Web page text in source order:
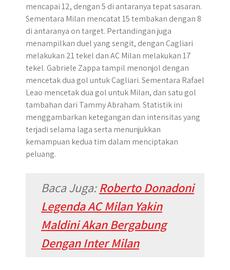
mencapai 12, dengan 5 di antaranya tepat sasaran.
Sementara Milan mencatat 15 tembakan dengan 8
di antaranya on target. Pertandingan juga
menampilkan duel yang sengit, dengan Cagliari
melakukan 21 tekel dan AC Milan melakukan 17
tekel. Gabriele Zappa tampil menonjol dengan
mencetak dua gol untuk Cagliari. Sementara Rafael
Leao mencetak dua gol untuk Milan, dan satu gol
tambahan dari Tammy Abraham. Statistik ini
menggambarkan ketegangan dan intensitas yang
terjadi selama laga serta menunjukkan
kemampuan kedua tim dalam menciptakan
peluang.
Baca Juga: Roberto Donadoni
Legenda AC Milan Yakin
Maldini Akan Bergabung
Dengan Inter Milan